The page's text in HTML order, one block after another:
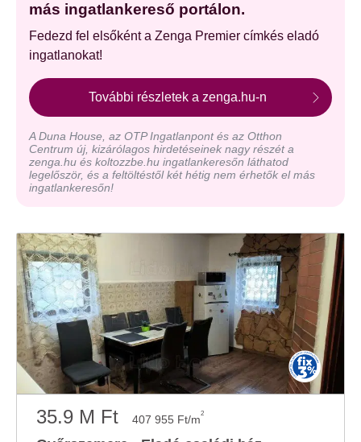
más ingatlankereső portálon.
Fedezd fel elsőként a Zenga Premier címkés eladó
ingatlanokat!
További részletek a zenga.hu-n
A Duna House, az OTP Ingatlanpont és az Otthon
Centrum új, kizárólagos hirdetéseinek nagy részét a
zenga.hu és koltozzbe.hu ingatlankeresőn láthatod
legelőször, és a feltöltéstől két hétig nem érhetők el más
ingatlankeresőn!
35.9 M Ft 407 955 Ft/m2